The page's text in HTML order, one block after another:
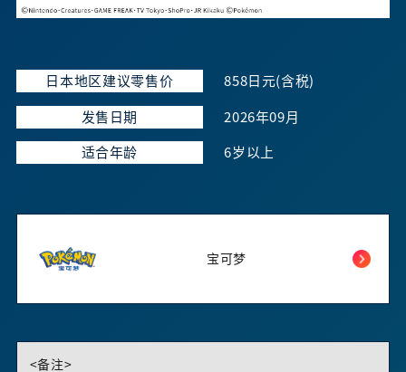
日本地区建议零售价 858日元(含税)
发售日期 2026年09月
适合年龄 6岁以上
宝可梦
<备注>